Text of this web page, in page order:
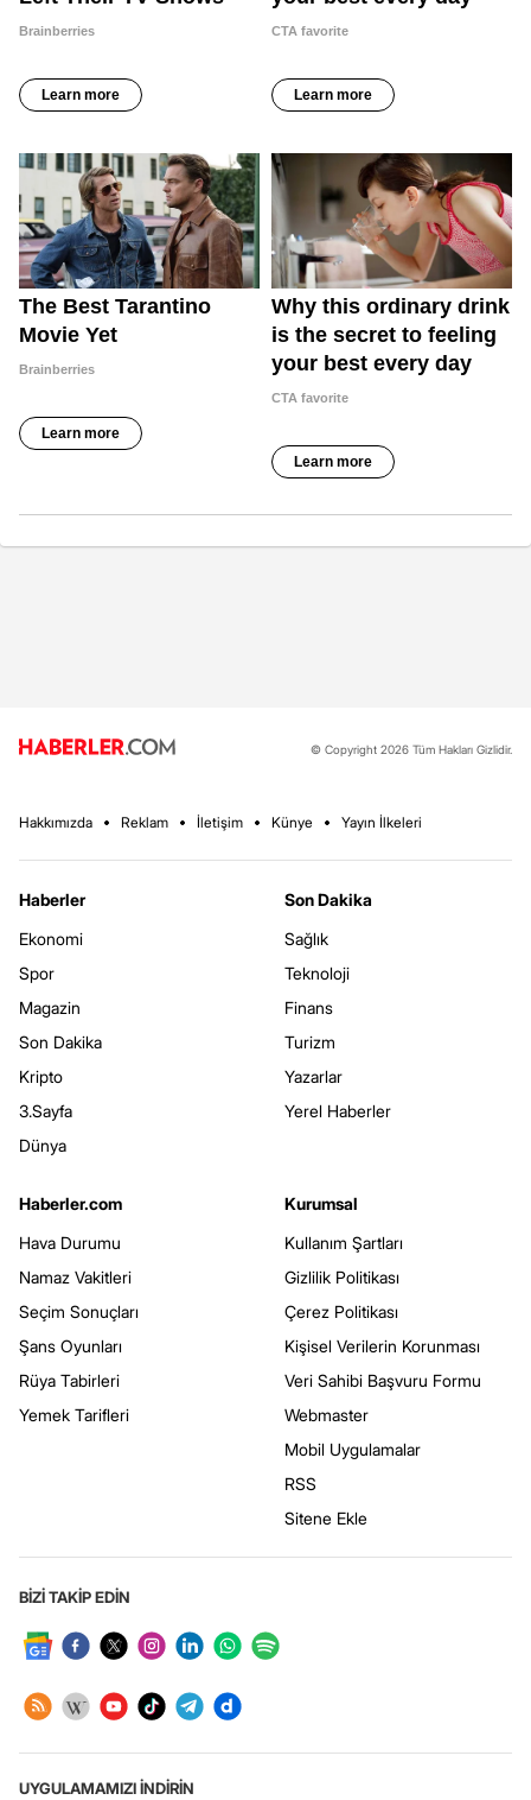
© Copyright 2026 Tüm Hakları Gizlidir.
Hakkımızda Reklam İletişim Künye Yayın İlkeleri
Haberler
Ekonomi
Spor
Magazin
Son Dakika
Kripto
3.Sayfa
Dünya
Son Dakika
Sağlık
Teknoloji
Finans
Turizm
Yazarlar
Yerel Haberler
Haberler.com
Hava Durumu
Namaz Vakitleri
Seçim Sonuçları
Şans Oyunları
Rüya Tabirleri
Yemek Tarifleri
Kurumsal
Kullanım Şartları
Gizlilik Politikası
Çerez Politikası
Kişisel Verilerin Korunması
Veri Sahibi Başvuru Formu
Webmaster
Mobil Uygulamalar
RSS
Sitene Ekle
BİZİ TAKİP EDİN
UYGULAMAMIZI İNDİRİN